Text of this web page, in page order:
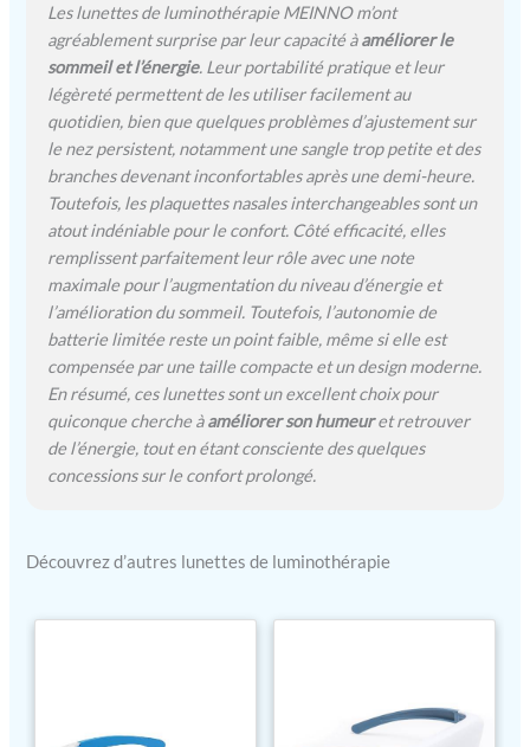
Les lunettes de luminothérapie MEINNO m’ont
agréablement surprise par leur capacité àaméliorer le
sommeil et l’énergie. Leur portabilité pratique et leur
légèreté permettent de les utiliser facilement au
quotidien, bien que quelques problèmes d’ajustement sur
le nez persistent, notamment une sangle trop petite et des
branches devenant inconfortables après une demi-heure.
Toutefois, les plaquettes nasales interchangeables sont un
atout indéniable pour le confort. Côté efficacité, elles
remplissent parfaitement leur rôle avec une note
maximale pour l’augmentation du niveau d’énergie et
l’amélioration du sommeil. Toutefois, l’autonomie de
batterie limitée reste un point faible, même si elle est
compensée par une taille compacte et un design moderne.
En résumé, ces lunettes sont un excellent choix pour
quiconque cherche àaméliorer son humeuret retrouver
de l’énergie, tout en étant consciente des quelques
concessions sur le confort prolongé.
Découvrez d’autres lunettes de luminothérapie